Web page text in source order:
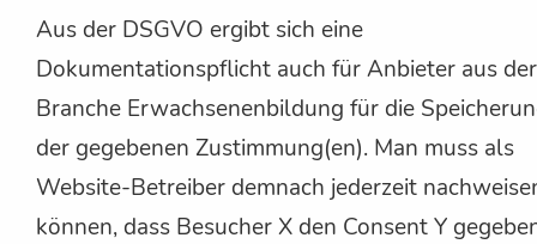
Aus der DSGVO ergibt sich eine
Dokumentationspflicht auch für Anbieter aus der
Branche Erwachsenenbildung für die
der gegebenen Zustimmung(en). Man muss als
Website-Betreiber demnach jederzeit
können, dass Besucher X den Consent Y